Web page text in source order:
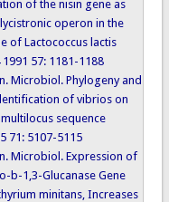
of the nisin gene as
operon in the
of Lactococcus lactis
1991 57: 1181-1188
Microbiol. Phylogeny and
of vibrios on
sequence
71: 5107-5115
Microbiol. Expression of
b-1,3-Glucanase Gene
minitans, Increases